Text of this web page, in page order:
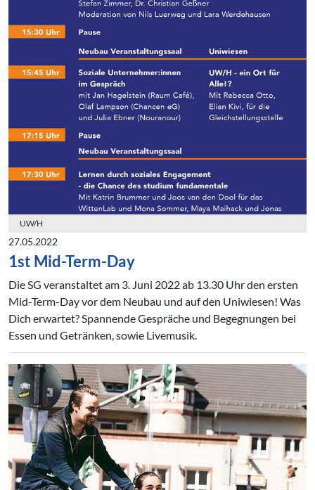
UW/H
27.05.2022
1st Mid-Term-Day
Die SG veranstaltet am 3. Juni 2022 ab 13.30 Uhr den ersten
Mid-Term-Day vor dem Neubau und auf den Uniwiesen! Was
Dich erwartet? Spannende Gespräche und Begegnungen bei
Essen und Getränken, sowie Livemusik.